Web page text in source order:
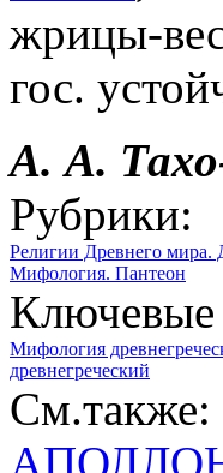
жрицы-
гос.
А. А.
Рубрики:
Религии Древнего мира.
Мифология. Пантеон
Ключевые
Мифология
древнегреческий
См.также: